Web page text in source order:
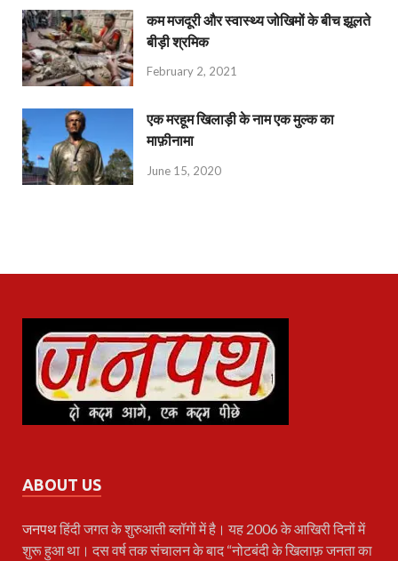
कम मजदूरी और स्वास्थ्य जोखिमों के बीच झूलते
बीड़ी श्रमिक
February 2, 2021
एक मरहूम खिलाड़ी के नाम एक मुल्क का
माफ़ीनामा
June 15, 2020
ABOUT US
जनपथहिंदी जगत के शुरुआती ब्लॉगों में है। यह 2006 के आखिरी दिनों में
शुरू हुआ था। दस वर्ष तक संचालन के बाद “नोटबंदी के खिलाफ़ जनता का